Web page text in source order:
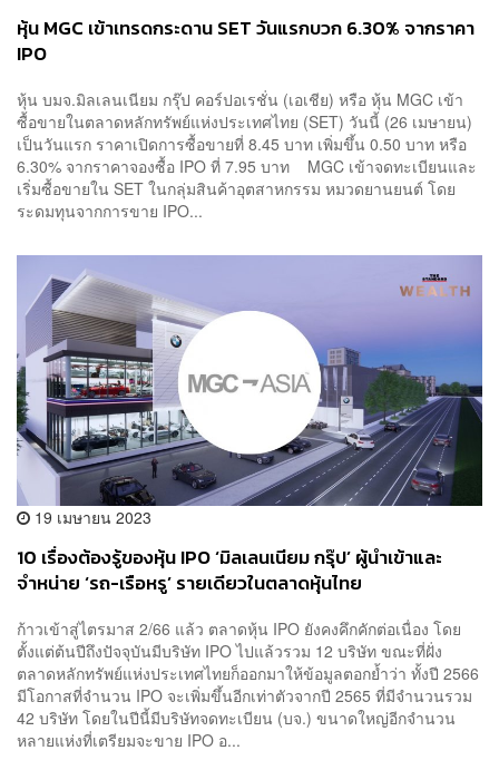
หุ้น MGC เข้าเทรดกระดาน SET วันแรกบวก 6.30% จากราคา
IPO
หุ้น บมจ.มิลเลนเนียม กรุ๊ป คอร์ปอเรชั่น (เอเชีย) หรือ หุ้น MGC เข้า
ซื้อขายในตลาดหลักทรัพย์แห่งประเทศไทย (SET) วันนี้ (26 เมษายน)
เป็นวันแรก ราคาเปิดการซื้อขายที่ 8.45 บาท เพิ่มขึ้น 0.50 บาท หรือ
6.30% จากราคาจองซื้อ IPO ที่ 7.95 บาท MGC เข้าจดทะเบียนและ
เริ่มซื้อขายใน SET ในกลุ่มสินค้าอุตสาหกรรม หมวดยานยนต์ โดย
ระดมทุนจากการขาย IPO...
19 เมษายน 2023
10 เรื่องต้องรู้ของหุ้น IPO ‘มิลเลนเนียม กรุ๊ป’ ผู้นำเข้าและ
จำหน่าย ‘รถ-เรือหรู’ รายเดียวในตลาดหุ้นไทย
ก้าวเข้าสู่ไตรมาส 2/66 แล้ว ตลาดหุ้น IPO ยังคงคึกคักต่อเนื่อง โดย
ตั้งแต่ต้นปีถึงปัจจุบันมีบริษัท IPO ไปแล้วรวม 12 บริษัท ขณะที่ฝั่ง
ตลาดหลักทรัพย์แห่งประเทศไทยก็ออกมาให้ข้อมูลตอกย้ำว่า ทั้งปี 2566
มีโอกาสที่จำนวน IPO จะเพิ่มขึ้นอีกเท่าตัวจากปี 2565 ที่มีจำนวนรวม
42 บริษัท โดยในปีนี้มีบริษัทจดทะเบียน (บจ.) ขนาดใหญ่อีกจำนวน
หลายแห่งที่เตรียมจะขาย IPO อ...